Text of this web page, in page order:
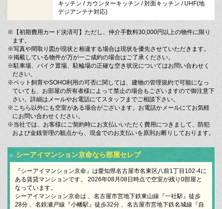
キッチン / カウンターキッチン / 対面キッチン / UHF(地
デジアンテナ対応)
※【初期費用カード決済可】ただし、仲介手数料30,000円以上の物件に限り
ます。
※写真や間取り図が現状と相違する場合は現状を優先させていただきます。
※掲載している物件が万が一ご成約の場合はご了承ください。
※駐車場、バイク置場、駐輪場の正確な空き状況についてはお問い合わせく
ださい。
※ペット飼育やSOHO利用の可否に関しては、建物の管理規約で可能になっ
ていても、お部屋の所有者様によって禁止の場合もございますので御注意下
さい。詳細はメールやお電話にてスタッフまでご相談下さい。
※こちら以外にも空室がある場合がございます。お電話かメールにてお気軽
にお問い合わせください。
※当社では、お客様にご契約時にお支払いいただく費用につきまして、防犯
および金銭管理の観点から、現金でのお支払いを原則お断りしております。
シーアイマンション京命なら部屋セレブ
『シーアイマンション京命』は愛知県名古屋市名東区八前1丁目102-4に
ある賃貸マンションです。 2026年08月08日時点で空室が残り0部屋と
なっています。
シーアイマンション京命は 、名古屋市営地下鉄東山線『一社駅』徒歩
28分 、名鉄瀬戸線『小幡駅』徒歩32分 、名古屋市営地下鉄名城線『自